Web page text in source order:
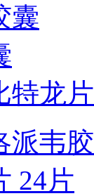
囊
特龙片
派韦
24片